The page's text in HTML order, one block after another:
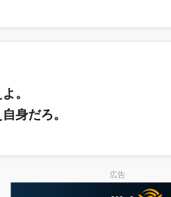
。
身だろ。
広告